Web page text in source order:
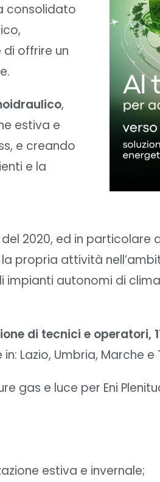
consolidato
offrire un
,
estiva e
e creando
e la
2020, ed in particolare
propria attività
impianti autonomi di
di tecnici e operatori,
Lazio, Umbria, Marche
gas e luce per Eni
estiva e invernale;